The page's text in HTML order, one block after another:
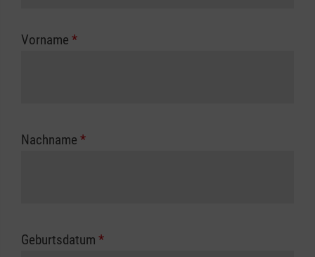
zuständigen Berufsgenossenschaft oder
Vorname *
Nachname *
Geburtsdatum *